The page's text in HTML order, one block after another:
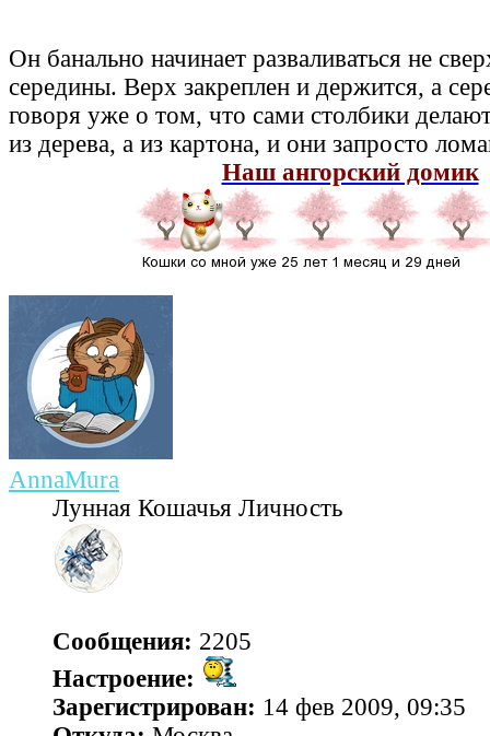
Он банально начинает разваливаться не
середины. Верх закреплен и держится, а
говоря уже о том, что сами столбики
из дерева, а из картона, и они запросто
Наш ангорский домик
AnnaMura
Лунная Кошачья Личность
Сообщения: 2205
Настроение:
Зарегистрирован: 14 фев 2009, 09:35